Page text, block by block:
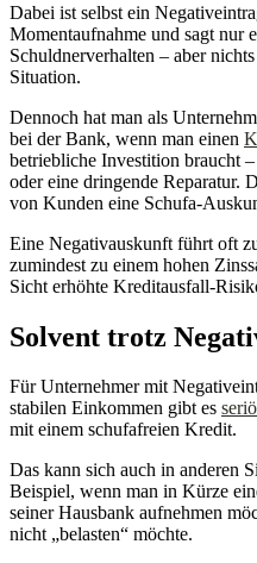
Dabei ist selbst ein
Momentaufnahme und sagt nur
Schuldnerverhalten – aber
Situation.
Dennoch hat man als
bei der Bank, wenn man einen
betriebliche Investition braucht
oder eine dringende Reparatur.
von Kunden eine Schufa-
Eine Negativauskunft führt oft
zumindest zu einem hohen
Sicht erhöhte Kreditausfall-
Solvent trotz
Für Unternehmer mit
stabilen Einkommen gibt es
mit einem schufafreien Kredit.
Das kann sich auch in anderen
Beispiel, wenn man in Kürze
seiner Hausbank aufnehmen
nicht „belasten“ möchte.